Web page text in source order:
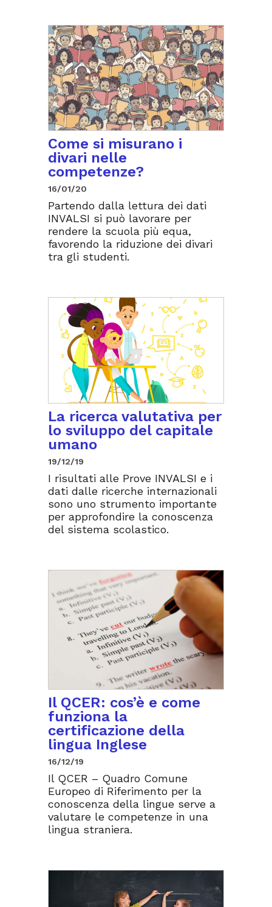
Come si misurano i
divari nelle
competenze?
16/01/20
Partendo dalla lettura dei dati
INVALSI si può lavorare per
rendere la scuola più equa,
favorendo la riduzione dei divari
tra gli studenti.
La ricerca valutativa per
lo sviluppo del capitale
umano
19/12/19
I risultati alle Prove INVALSI e i
dati dalle ricerche internazionali
sono uno strumento importante
per approfondire la conoscenza
del sistema scolastico.
Il QCER: cos’è e come
funziona la
certificazione della
lingua Inglese
16/12/19
Il QCER – Quadro Comune
Europeo di Riferimento per la
conoscenza della lingue serve a
valutare le competenze in una
lingua straniera.